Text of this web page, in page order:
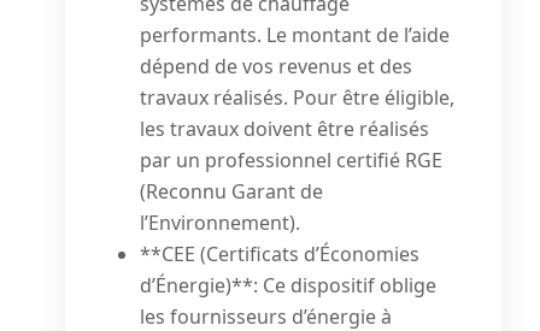
performants. Le montant de l’aide
dépend de vos revenus et des
travaux réalisés. Pour être éligible,
les travaux doivent être réalisés
par un professionnel certifié RGE
(Reconnu Garant de
l’Environnement).
**CEE (Certificats d’Économies
d’Énergie)**: Ce dispositif oblige
les fournisseurs d’énergie à